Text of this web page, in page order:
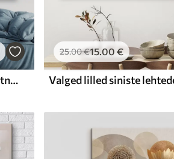
Kaasaegne loominguline abstraktne seinakunst
25.00€15.00 €